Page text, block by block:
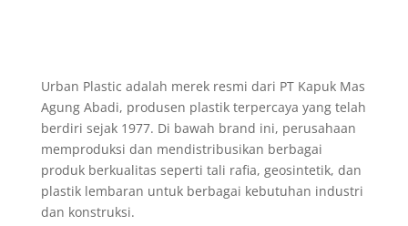
Urban Plastic adalah merek resmi dari PT Kapuk Mas
Agung Abadi, produsen plastik terpercaya yang telah
berdiri sejak 1977. Di bawah brand ini, perusahaan
memproduksi dan mendistribusikan berbagai
produk berkualitas seperti tali rafia, geosintetik, dan
plastik lembaran untuk berbagai kebutuhan industri
dan konstruksi.